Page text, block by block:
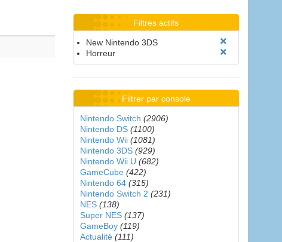
Filtres actifs
New Nintendo 3DS
Horreur
Filtrer par console
Nintendo Switch (2906)
Nintendo DS (1100)
Nintendo Wii (1081)
Nintendo 3DS (929)
Nintendo Wii U (682)
GameCube (422)
Nintendo 64 (315)
Nintendo Switch 2 (231)
NES (138)
Super NES (137)
GameBoy (119)
Actualité (111)